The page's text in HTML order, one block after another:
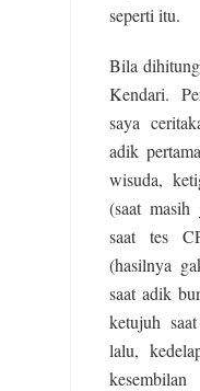
seperti itu.
Bila
Kendari.
saya
adik
wisuda,
(saat
saat tes
(hasilnya
saat adik
ketujuh
lalu,